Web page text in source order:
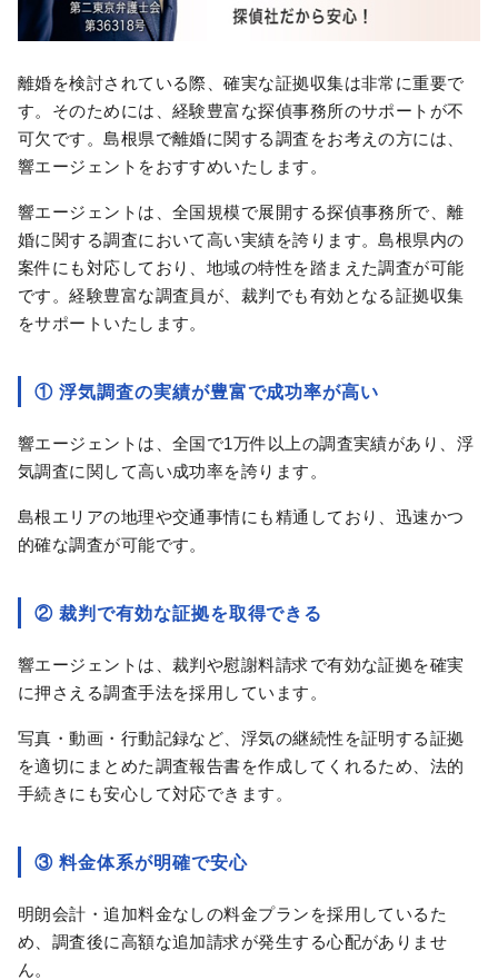
離婚を検討されている際、確実な証拠収集は非常に重要で
す。​そのためには、経験豊富な探偵事務所のサポートが不
可欠です。​島根県で離婚に関する調査をお考えの方には、
響エージェントをおすすめいたします。​
響エージェントは、​全国規模で展開する探偵事務所で、離
婚に関する調査において高い実績を誇ります。​島根県内の
案件にも対応しており、地域の特性を踏まえた調査が可能
です。​経験豊富な調査員が、裁判でも有効となる証拠収集
をサポートいたします。
① 浮気調査の実績が豊富で成功率が高い
響エージェントは、全国で1万件以上の調査実績があり、浮
気調査に関して高い成功率を誇ります。
島根エリアの地理や交通事情にも精通しており、迅速かつ
的確な調査が可能です。
② 裁判で有効な証拠を取得できる
響エージェントは、裁判や慰謝料請求で有効な証拠を確実
に押さえる調査手法を採用しています。
写真・動画・行動記録など、浮気の継続性を証明する証拠
を適切にまとめた調査報告書を作成してくれるため、法的
手続きにも安心して対応できます。
③ 料金体系が明確で安心
明朗会計・追加料金なしの料金プランを採用しているた
め、調査後に高額な追加請求が発生する心配がありませ
ん。